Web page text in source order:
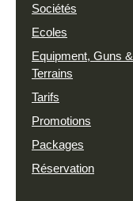
Sociétés
Ecoles
Equipment, Guns &
Terrains
Tarifs
Promotions
Packages
Réservation